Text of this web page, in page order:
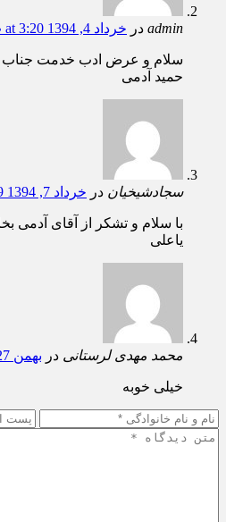
admin در خرداد 4, 1394 at 3:20 ب.ظ
سلام و عرض ادب خدمت جناب
حمید آدمی
سجادشیخیان در خرداد 7, 1394 at 12:39 ب.ظ
با سلام و تشکر از آقای آدمی
یاعلی
محمد مهدی لرستانی در بهمن 27, 1394 at 10:27 ق.ظ
خیلی خوبه